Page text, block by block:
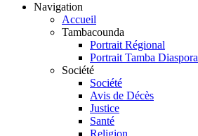
Navigation
Accueil
Tambacounda
Portrait Régional
Portrait Tamba Diaspora
Société
Société
Avis de Décès
Justice
Santé